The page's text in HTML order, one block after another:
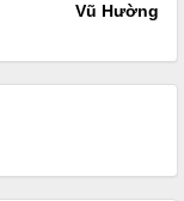
Vũ Hường